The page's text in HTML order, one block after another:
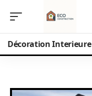
Décoration Interieure